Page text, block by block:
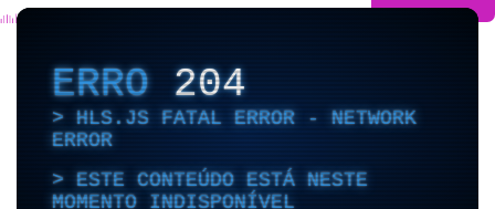
ERRO204
HLS.JS FATAL ERROR - NETWORK
ERROR
ESTE CONTEÚDO ESTÁ NESTE
MOMENTO INDISPONÍVEL